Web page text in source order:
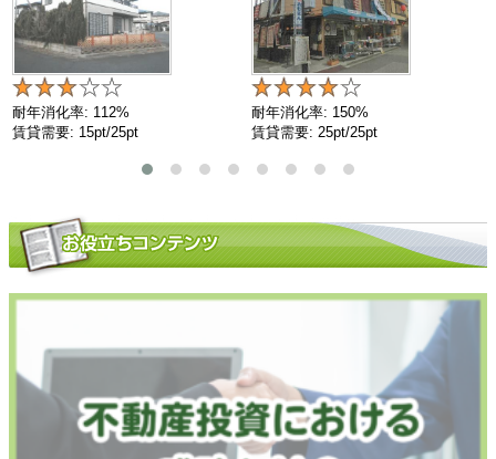
耐年消化率: 112%
賃貸需要: 15pt/25pt
耐年消化率: 150%
賃貸需要: 25pt/25pt